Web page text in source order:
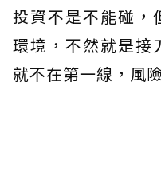
投資不是不能碰，
環境，不然就是接
就不在第一線，風